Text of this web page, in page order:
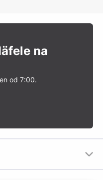
na
od 7:00.